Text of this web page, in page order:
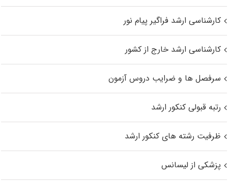
کارشناسی ارشد فراگیر پیام نور
کارشناسی ارشد خارج از کشور
سرفصل ها و ضرایب دروس آزمون
رتبه قبولی کنکور ارشد
ظرفیت رشته های کنکور ارشد
پزشکی از لیسانس